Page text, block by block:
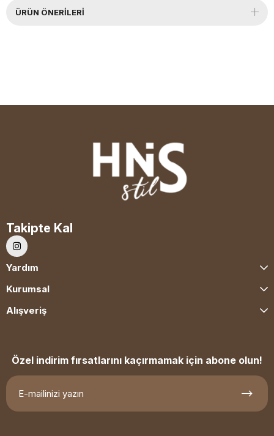
ÜRÜN ÖNERILERI
Takipte Kal
Yardım
Kurumsal
Alışveriş
Özel indirim fırsatlarını kaçırmamak için abone olun!